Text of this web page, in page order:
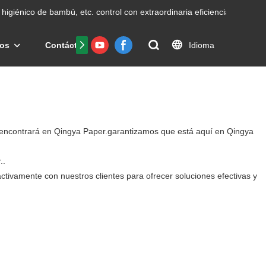
de bambú, etc. control con extraordinaria eficiencia.
Contáctenos Preguntas frecuentes
Idioma
en Qingya Paper.garantizamos que está aquí en Qingya
con nuestros clientes para ofrecer soluciones efectivas y